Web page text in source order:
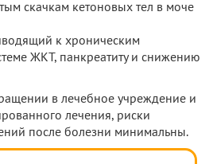
скачкам кетоновых тел в моче
к хроническим
ЖКТ, панкреатиту и снижению
в лечебное учреждение и
лечения, риски
после болезни минимальны.